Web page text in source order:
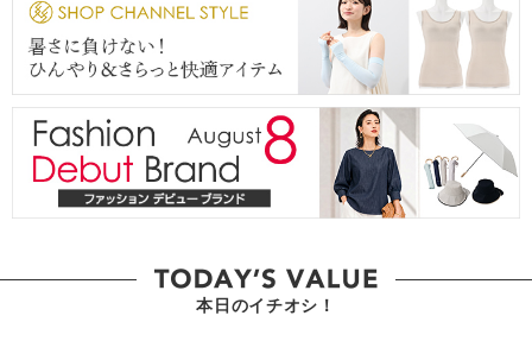
本日のイチオシ！